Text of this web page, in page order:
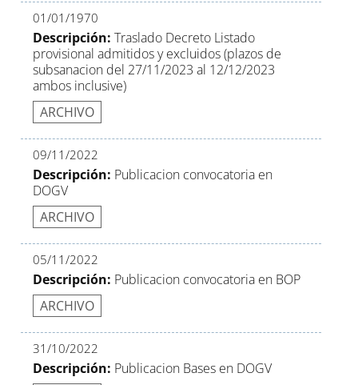
01/01/1970
Descripción:Traslado Decreto Listado
provisional admitidos y excluidos (plazos de
subsanacion del 27/11/2023 al 12/12/2023
ambos inclusive)
ARCHIVO
09/11/2022
Descripción: Publicacion convocatoria en
DOGV
ARCHIVO
05/11/2022
Descripción: Publicacion convocatoria en BOP
ARCHIVO
31/10/2022
Descripción: Publicacion Bases en DOGV